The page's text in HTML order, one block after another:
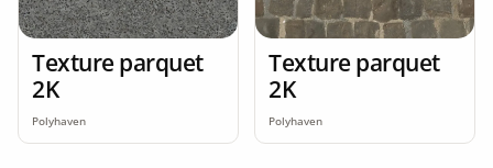
Texture parquet
2K
Polyhaven
Texture parquet
2K
Polyhaven